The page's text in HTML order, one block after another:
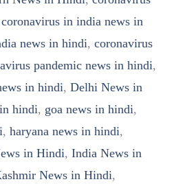
coronavirus in india news in
news in hindi, coronavirus
pandemic news in hindi,
in hindi, Delhi News in
hindi, goa news in hindi,
, haryana news in hindi,
in Hindi, India News in
News in Hindi,